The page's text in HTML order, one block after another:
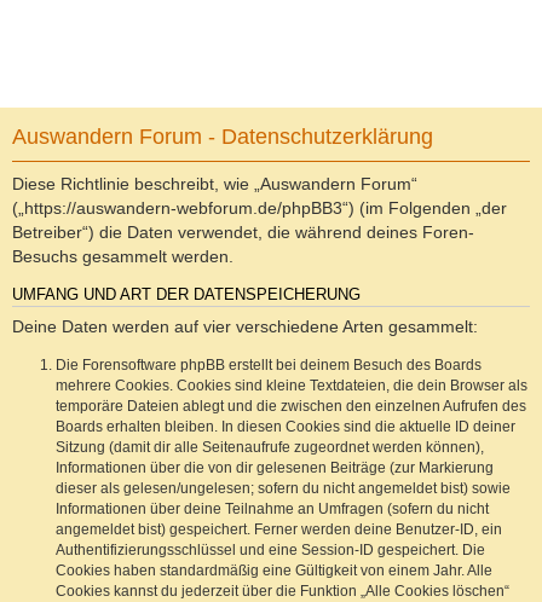
Auswandern Forum - Datenschutzerklärung
Diese Richtlinie beschreibt, wie „Auswandern Forum“
(„https://auswandern-webforum.de/phpBB3“) (im Folgenden „der
Betreiber“) die Daten verwendet, die während deines Foren-
Besuchs gesammelt werden.
UMFANG UND ART DER DATENSPEICHERUNG
Deine Daten werden auf vier verschiedene Arten gesammelt:
Die Forensoftware phpBB erstellt bei deinem Besuch des Boards
mehrere Cookies. Cookies sind kleine Textdateien, die dein Browser als
temporäre Dateien ablegt und die zwischen den einzelnen Aufrufen des
Boards erhalten bleiben. In diesen Cookies sind die aktuelle ID deiner
Sitzung (damit dir alle Seitenaufrufe zugeordnet werden können),
Informationen über die von dir gelesenen Beiträge (zur Markierung
dieser als gelesen/ungelesen; sofern du nicht angemeldet bist) sowie
Informationen über deine Teilnahme an Umfragen (sofern du nicht
angemeldet bist) gespeichert. Ferner werden deine Benutzer-ID, ein
Authentifizierungsschlüssel und eine Session-ID gespeichert. Die
Cookies haben standardmäßig eine Gültigkeit von einem Jahr. Alle
Cookies kannst du jederzeit über die Funktion „Alle Cookies löschen“